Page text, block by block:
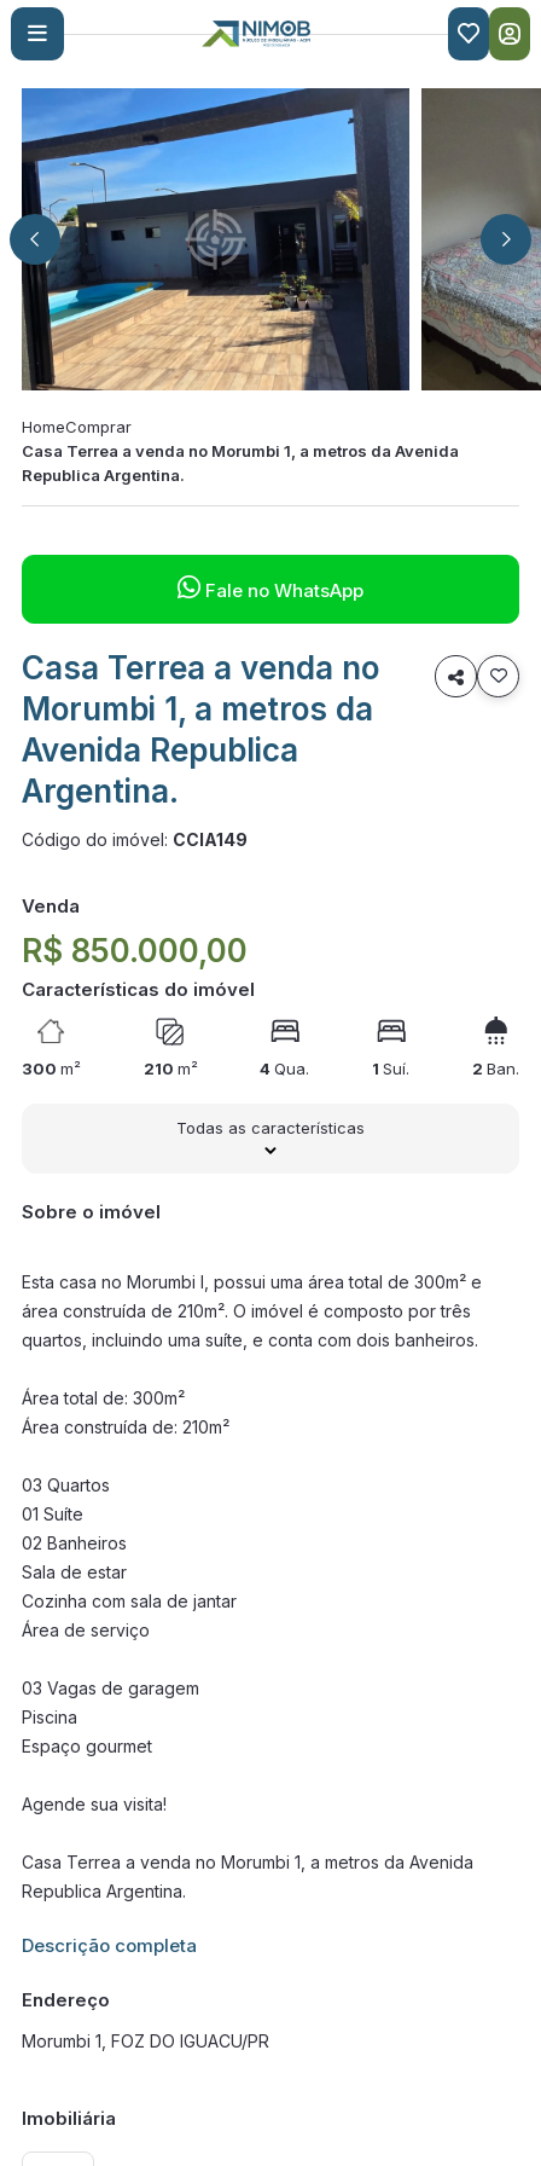

HomeComprar
Casa Terrea a venda no Morumbi 1, a metros da Avenida
Republica Argentina.
 Fale no WhatsApp
Casa Terrea a venda no
Morumbi 1, a metros da
Avenida Republica
Argentina.

Código do imóvel: CCIA149
Venda
R$ 850.000,00
Características do imóvel
300 m² 210 m² 4Qua. 1Suí. 2Ban.
Todas as características
Sobre o imóvel
Esta casa no Morumbi I, possui uma área total de 300m² e
área construída de 210m². O imóvel é composto por três
quartos, incluindo uma suíte, e conta com dois banheiros.
Área total de: 300m²
Área construída de: 210m²
03 Quartos
01 Suíte
02 Banheiros
Sala de estar
Cozinha com sala de jantar
Área de serviço
03 Vagas de garagem
Piscina
Espaço gourmet
Agende sua visita!
Casa Terrea a venda no Morumbi 1, a metros da Avenida
Republica Argentina.
Informações adicionais sobre este imóvel estarão disponíveis
Descrição completa
Endereço
Morumbi 1, FOZ DO IGUACU/PR
Imobiliária